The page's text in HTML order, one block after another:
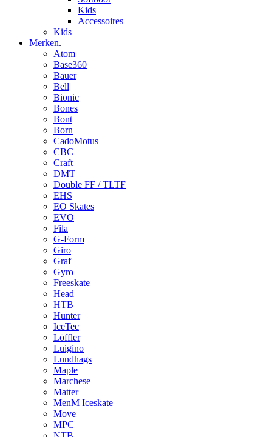
Kids
Accessoires
Kids
Merken.
Atom
Base360
Bauer
Bell
Bionic
Bones
Bont
Born
CadoMotus
CBC
Craft
DMT
Double FF / TLTF
EHS
EO Skates
EVO
Fila
G-Form
Giro
Graf
Gyro
Freeskate
Head
HTB
Hunter
IceTec
Löffler
Luigino
Lundhags
Maple
Marchese
Matter
MenM Iceskate
Move
MPC